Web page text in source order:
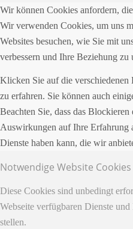
Wir können Cookies anfordern,
Wir verwenden Cookies, um uns
Websites besuchen, wie Sie mit
verbessern und Ihre Beziehung zu
Klicken Sie auf die
zu erfahren. Sie können auch
Beachten Sie, dass das
Auswirkungen auf Ihre Erfahrung
Dienste haben kann, die wir
Notwendige Website Cookies
Diese Cookies sind unbedingt
Webseite verfügbaren Dienste
stellen.